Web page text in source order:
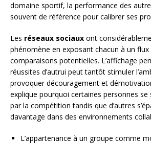
domaine sportif, la performance des
souvent de référence pour calibrer ses
Les réseaux sociaux ont
phénomène en exposant chacun à un
comparaisons potentielles. L’affichage
réussites d’autrui peut tantôt stimuler
provoquer découragement et
explique pourquoi certaines personnes se
par la compétition tandis que d’autres
davantage dans des environnements
L’appartenance à un groupe comme